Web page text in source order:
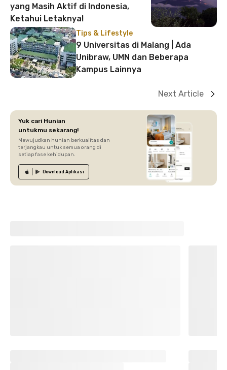
yang Masih Aktif di Indonesia,
Ketahui Letaknya!
Tips & Lifestyle
9 Universitas di Malang | Ada
Unibraw, UMN dan Beberapa
Kampus Lainnya
Next Article
Yuk cari Hunian
untukmu sekarang!
Mewujudkan hunian berkualitas dan
terjangkau untuk semua orang di
setiap fase kehidupan.
Download Aplikasi